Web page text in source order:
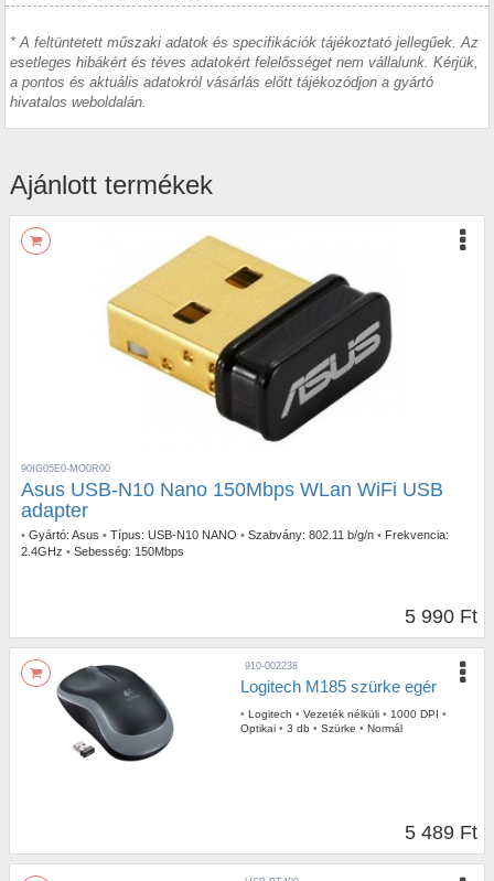
* A feltüntetett műszaki adatok és specifikációk tájékoztató jellegűek. Az
esetleges hibákért és téves adatokért felelősséget nem vállalunk. Kérjük,
a pontos és aktuális adatokról vásárlás előtt tájékozódjon a gyártó
hivatalos weboldalán.
Ajánlott termékek
90IG05E0-MO0R00
Asus USB-N10 Nano 150Mbps WLan WiFi USB
adapter
• Gyártó: Asus • Típus: USB-N10 NANO • Szabvány: 802.11 b/g/n • Frekvencia:
2.4GHz • Sebesség: 150Mbps
5 990 Ft
910-002238
Logitech M185 szürke egér
• Logitech • Vezeték nélküli • 1000 DPI •
Optikai • 3 db • Szürke • Normál
5 489 Ft